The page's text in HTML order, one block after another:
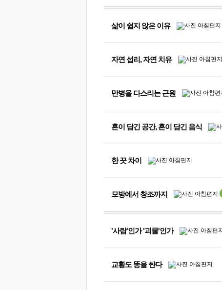
삶이 쉽지 않은 이유
자연 섭리, 자연 치유
만병을 다스리는 근원
혼이 담긴 공간, 혼이 담긴 음식
한 끗 차이
모방에서 창조까지
'사람'인가 '괴물'인가
교황도 똥을 싼다